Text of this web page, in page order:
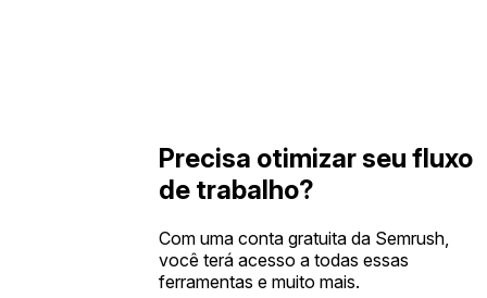
Precisa otimizar seu fluxo
de trabalho?
Com uma conta gratuita da Semrush,
você terá acesso a todas essas
ferramentas e muito mais.